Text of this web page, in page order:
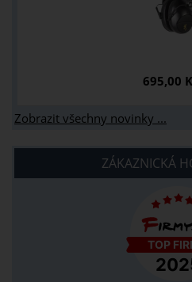
695,00
Zobrazit všechny novinky ...
ZÁKAZNICKÁ